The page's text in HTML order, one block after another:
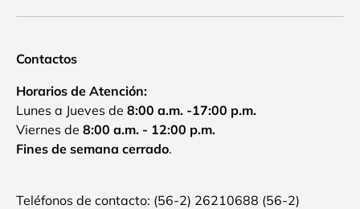
Contactos
Horarios de Atención:
Lunes a Jueves de 8:00 a.m. -17:00 p.m.
Viernes de 8:00 a.m. - 12:00 p.m.
Fines de semana cerrado.
Teléfonos de contacto: (56-2) 26210688 (56-2)